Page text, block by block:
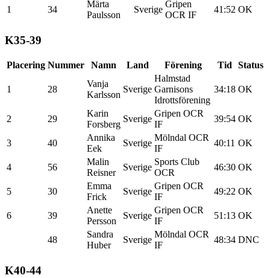
1 34
Märta
Paulsson
Sverige
Gripen
OCR IF
41:52 OK
K35-39
Placering Nummer Namn Land Förening Tid Status
1 28
Vanja
Karlsson
Sverige
Halmstad
Garnisons
Idrottsförening
34:18 OK
2 29
Karin
Forsberg
Sverige
Gripen OCR
IF
39:54 OK
3 40
Annika
Eek
Sverige
Mölndal OCR
IF
40:11 OK
4 56
Malin
Reisner
Sverige
Sports Club
OCR
46:30 OK
5 30
Emma
Frick
Sverige
Gripen OCR
IF
49:22 OK
6 39
Anette
Persson
Sverige
Gripen OCR
IF
51:13 OK
48
Sandra
Huber
Sverige
Mölndal OCR
IF
48:34 DNC
K40-44